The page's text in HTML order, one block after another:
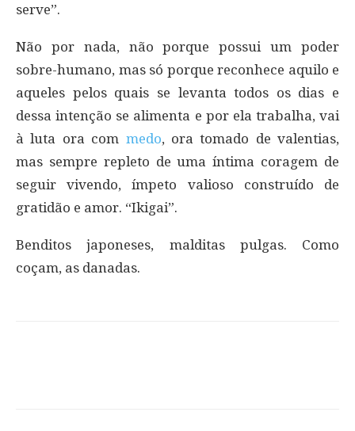
serve”.
Não por nada, não porque possui um poder
sobre-humano, mas só porque reconhece aquilo e
aqueles pelos quais se levanta todos os dias e
dessa intenção se alimenta e por ela trabalha, vai
à luta ora com medo, ora tomado de valentias,
mas sempre repleto de uma íntima coragem de
seguir vivendo, ímpeto valioso construído de
gratidão e amor. “Ikigai”.
Benditos japoneses, malditas pulgas. Como
coçam, as danadas.